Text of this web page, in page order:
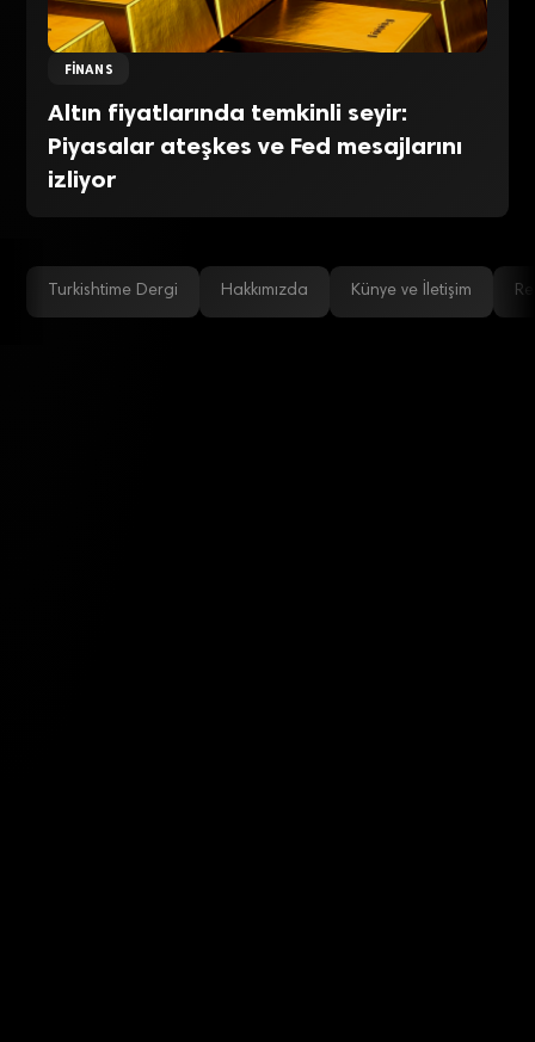
FINANS
Altın fiyatlarında temkinli seyir:
Piyasalar ateşkes ve Fed mesajlarını
izliyor
Turkishtime Dergi Hakkımızda Künye ve İletişim